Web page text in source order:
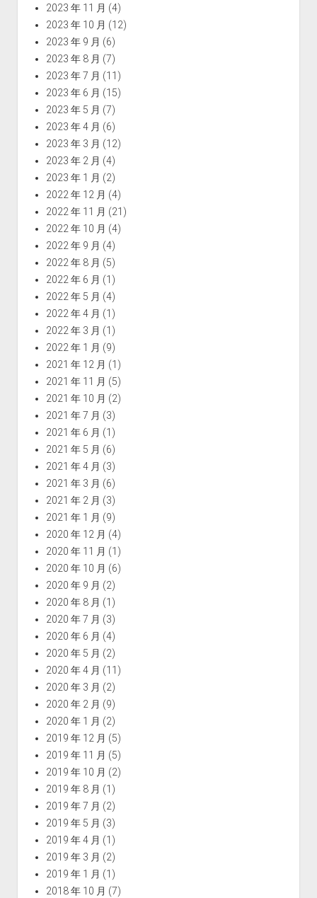
2023 年 11 月 (4)
2023 年 10 月 (12)
2023 年 9 月 (6)
2023 年 8 月 (7)
2023 年 7 月 (11)
2023 年 6 月 (15)
2023 年 5 月 (7)
2023 年 4 月 (6)
2023 年 3 月 (12)
2023 年 2 月 (4)
2023 年 1 月 (2)
2022 年 12 月 (4)
2022 年 11 月 (21)
2022 年 10 月 (4)
2022 年 9 月 (4)
2022 年 8 月 (5)
2022 年 6 月 (1)
2022 年 5 月 (4)
2022 年 4 月 (1)
2022 年 3 月 (1)
2022 年 1 月 (9)
2021 年 12 月 (1)
2021 年 11 月 (5)
2021 年 10 月 (2)
2021 年 7 月 (3)
2021 年 6 月 (1)
2021 年 5 月 (6)
2021 年 4 月 (3)
2021 年 3 月 (6)
2021 年 2 月 (3)
2021 年 1 月 (9)
2020 年 12 月 (4)
2020 年 11 月 (1)
2020 年 10 月 (6)
2020 年 9 月 (2)
2020 年 8 月 (1)
2020 年 7 月 (3)
2020 年 6 月 (4)
2020 年 5 月 (2)
2020 年 4 月 (11)
2020 年 3 月 (2)
2020 年 2 月 (9)
2020 年 1 月 (2)
2019 年 12 月 (5)
2019 年 11 月 (5)
2019 年 10 月 (2)
2019 年 8 月 (1)
2019 年 7 月 (2)
2019 年 5 月 (3)
2019 年 4 月 (1)
2019 年 3 月 (2)
2019 年 1 月 (1)
2018 年 10 月 (7)